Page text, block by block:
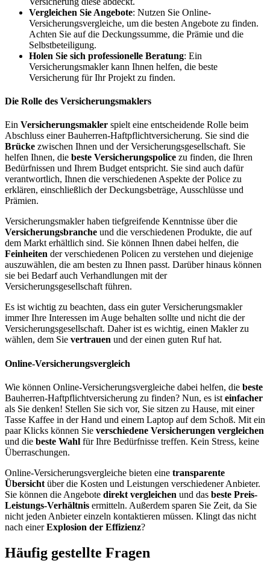
Vergleichen Sie Angebote: Nutzen Sie Online-
Versicherungsvergleiche, um die besten Angebote zu finden.
Achten Sie auf die Deckungssumme, die Prämie und die
Selbstbeteiligung.
Holen Sie sich professionelle Beratung: Ein
Versicherungsmakler kann Ihnen helfen, die beste
Versicherung für Ihr Projekt zu finden.
Die Rolle des Versicherungsmaklers
Ein Versicherungsmakler spielt eine entscheidende Rolle beim
Abschluss einer Bauherren-Haftpflichtversicherung. Sie sind die
Brücke zwischen Ihnen und der Versicherungsgesellschaft. Sie
helfen Ihnen, die beste Versicherungspolice zu finden, die Ihren
Bedürfnissen und Ihrem Budget entspricht. Sie sind auch dafür
verantwortlich, Ihnen die verschiedenen Aspekte der Police zu
erklären, einschließlich der Deckungsbeträge, Ausschlüsse und
Prämien.
Versicherungsmakler haben tiefgreifende Kenntnisse über die
Versicherungsbranche und die verschiedenen Produkte, die auf
dem Markt erhältlich sind. Sie können Ihnen dabei helfen, die
Feinheiten der verschiedenen Policen zu verstehen und diejenige
auszuwählen, die am besten zu Ihnen passt. Darüber hinaus können
sie bei Bedarf auch Verhandlungen mit der
Versicherungsgesellschaft führen.
Es ist wichtig zu beachten, dass ein guter Versicherungsmakler
immer Ihre Interessen im Auge behalten sollte und nicht die der
Versicherungsgesellschaft. Daher ist es wichtig, einen Makler zu
wählen, dem Sie vertrauen und der einen guten Ruf hat.
Online-Versicherungsvergleich
Wie können Online-Versicherungsvergleiche dabei helfen, die beste
Bauherren-Haftpflichtversicherung zu finden? Nun, es ist einfacher
als Sie denken! Stellen Sie sich vor, Sie sitzen zu Hause, mit einer
Tasse Kaffee in der Hand und einem Laptop auf dem Schoß. Mit ein
paar Klicks können Sie verschiedene Versicherungen vergleichen
und die beste Wahl für Ihre Bedürfnisse treffen. Kein Stress, keine
Überraschungen.
Online-Versicherungsvergleiche bieten eine transparente
Übersicht über die Kosten und Leistungen verschiedener Anbieter.
Sie können die Angebote direkt vergleichen und das beste Preis-
Leistungs-Verhältnis ermitteln. Außerdem sparen Sie Zeit, da Sie
nicht jeden Anbieter einzeln kontaktieren müssen. Klingt das nicht
nach einerExplosion der Effizienz?
Häufig gestellte Fragen